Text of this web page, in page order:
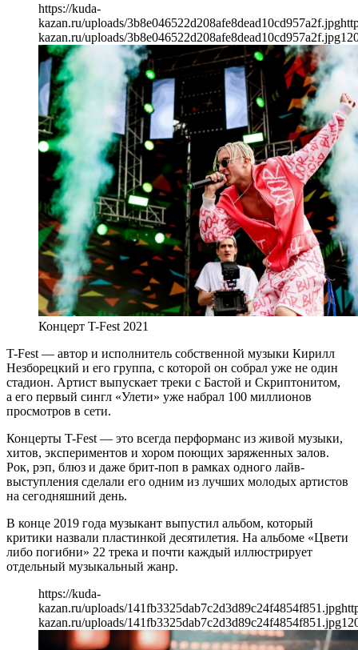
https://kuda-
kazan.ru/uploads/3b8e046522d208afe8dead10cd957a2f.jpg
kazan.ru/uploads/3b8e046522d208afe8dead10cd957a2f.jpg
Концерт T-Fest 2021
T-Fest — автор и исполнитель собственной музыки Кирилл
Незборецкий и его группа, с которой он собрал уже не один
стадион. Артист выпускает треки с Бастой и Скриптонитом,
а его первый сингл «Улети» уже набрал 100 миллионов
просмотров в сети.
Концерты T-Fest — это всегда перформанс из живой музыки,
хитов, экспериментов и хором поющих заряженных залов.
Рок, рэп, блюз и даже брит-поп в рамках одного лайв-
выступления сделали его одним из лучших молодых артистов
на сегодняшний день.
В конце 2019 года музыкант выпустил альбом, который
критики назвали пластинкой десятилетия. На альбоме «Цвети
либо погибни» 22 трека и почти каждый иллюстрирует
отдельный музыкальный жанр.
https://kuda-
kazan.ru/uploads/141fb3325dab7c2d3d89c24f4854f851.jpg
kazan.ru/uploads/141fb3325dab7c2d3d89c24f4854f851.jpg